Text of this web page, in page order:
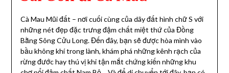
Cà Mau Mũi đất – nơi cuối cùng của dãy đất hình chữ S với
những nét đẹp đặc trưng đậm chất miệt thứ của Đồng
Bằng Sông Cửu Long. Đến đây, bạn sẽ được hòa mình vào
bầu không khí trong lành, khám phá những kênh rạch của
rừng đước hay thú vị khi tận mắt chứng kiến những khu